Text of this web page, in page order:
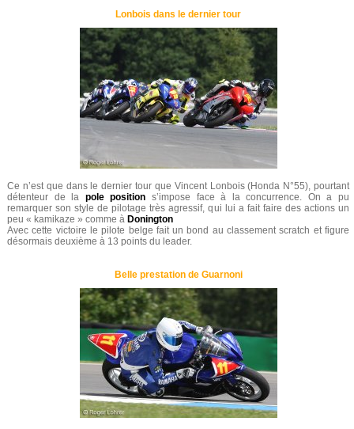
Lonbois dans le dernier tour
Ce n’est que dans le dernier tour que Vincent Lonbois (Honda N°55), pourtant
détenteur de la pole position s’impose face à la concurrence. On a pu
remarquer son style de pilotage très agressif, qui lui a fait faire des actions un
peu « kamikaze » comme à Donington
Avec cette victoire le pilote belge fait un bond au classement scratch et figure
désormais deuxième à 13 points du leader.
Belle prestation de Guarnoni